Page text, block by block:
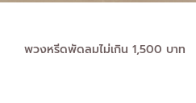
พวงหรีดพัดลมไม่เกิน 1,500 บาท